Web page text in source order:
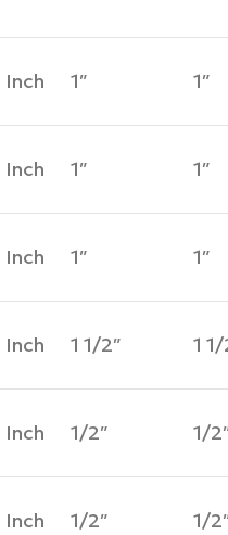
Inch 1″ 1″
Inch 1″ 1″
Inch 1″ 1″
Inch 1 1/2″ 1 1/
Inch 1/2″ 1/
Inch 1/2″ 1/